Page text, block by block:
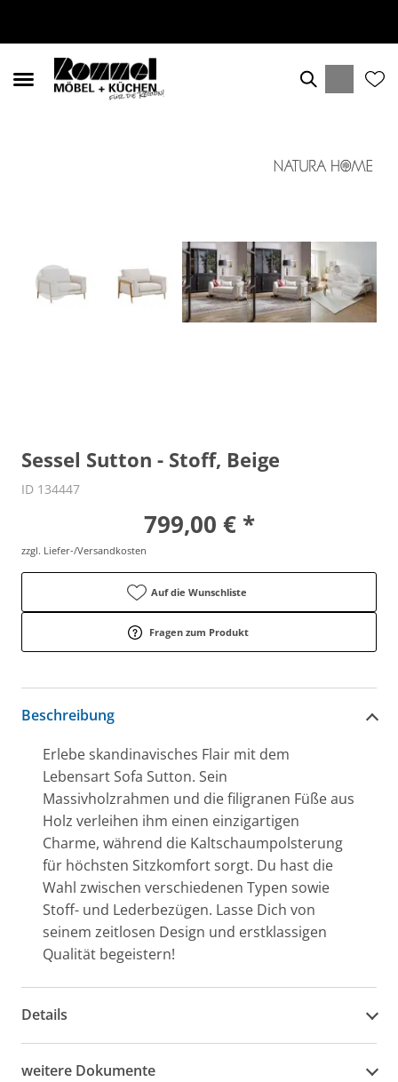
Sessel Sutton - Stoff, Beige
ID 134447
799,00 € *
zzgl. Liefer-/Versandkosten
Auf die Wunschliste
Fragen zum Produkt
Beschreibung
Erlebe skandinavisches Flair mit dem
Lebensart Sofa Sutton. Sein
Massivholzrahmen und die filigranen Füße aus
Holz verleihen ihm einen einzigartigen
Charme, während die Kaltschaumpolsterung
für höchsten Sitzkomfort sorgt. Du hast die
Wahl zwischen verschiedenen Typen sowie
Stoff- und Lederbezügen. Lasse Dich von
seinem zeitlosen Design und erstklassigen
Qualität begeistern!
Details
weitere Dokumente